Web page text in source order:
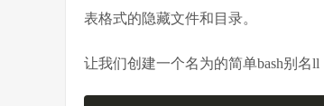
表格式的隐藏文件和目录。
让我们创建一个名为的简单bash别名